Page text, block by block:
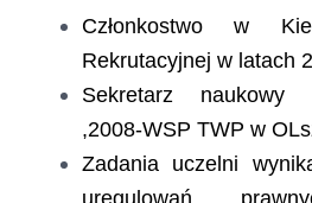
Członkostwo w
Rekrutacyjnej w latach
Sekretarz naukowy
,2008-WSP TWP w
Zadania uczelni
uregulowań